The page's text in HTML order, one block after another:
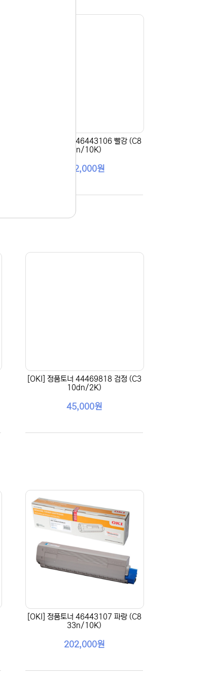
[OKI] 정품토너 46443106 빨강 (C8
33n/10K)
202,000원
[OKI] 정품토너 44469818 검정 (C3
10dn/2K)
45,000원
[OKI] 정품토너 46443107 파랑 (C8
33n/10K)
202,000원